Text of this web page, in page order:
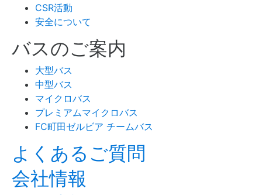
CSR活動
安全について
バスのご案内
大型バス
中型バス
マイクロバス
プレミアムマイクロバス
FC町田ゼルビア チームバス
よくあるご質問
会社情報